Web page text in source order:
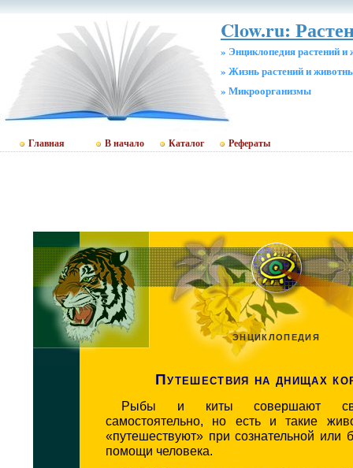
Clow.ru:
» Энциклопедия растений
» Жизнь растений и
» Микроорганизмы
Главная В начало Каталог Рефераты
ЭНЦИКЛОПЕДИЯ
Путешествия на днищах
Рыбы и киты совершают
самостоятельно, но есть и такие
«путешествуют» при сознательной или
помощи человека.